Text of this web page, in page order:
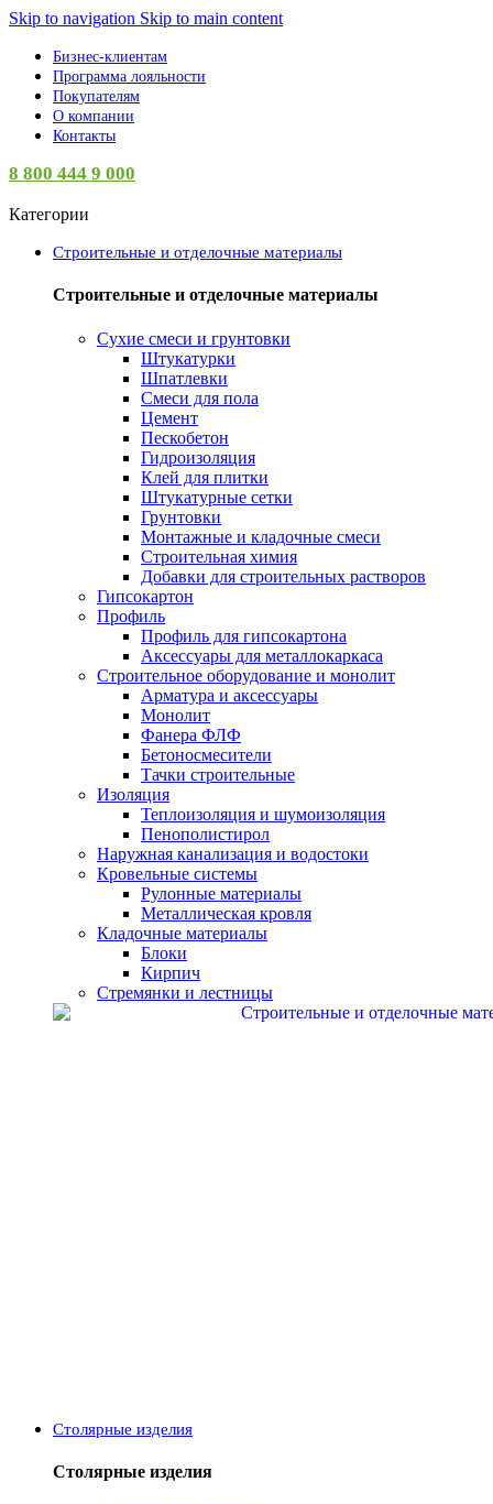
Skip to navigation Skip to main content
Бизнес-клиентам
Программа лояльности
Покупателям
О компании
Контакты
8 800 444 9 000
Категории
Строительные и отделочные материалы
Строительные и отделочные материалы
Сухие смеси и грунтовки
Штукатурки
Шпатлевки
Смеси для пола
Цемент
Пескобетон
Гидроизоляция
Клей для плитки
Штукатурные сетки
Грунтовки
Монтажные и кладочные смеси
Строительная химия
Добавки для строительных растворов
Гипсокартон
Профиль
Профиль для гипсокартона
Аксессуары для металлокаркаса
Строительное оборудование и монолит
Арматура и аксессуары
Монолит
Фанера ФЛФ
Бетоносмесители
Тачки строительные
Изоляция
Теплоизоляция и шумоизоляция
Пенополистирол
Наружная канализация и водостоки
Кровельные системы
Рулонные материалы
Металлическая кровля
Кладочные материалы
Блоки
Кирпич
Стремянки и лестницы
Столярные изделия
Столярные изделия